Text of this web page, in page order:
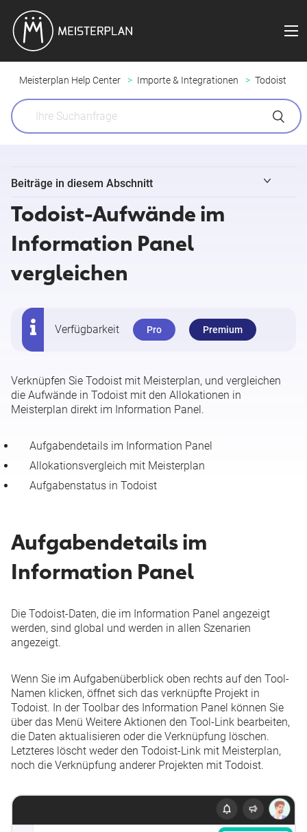
Meisterplan Help Center Importe & Integrationen Todoist
Beiträge in diesem Abschnitt
Projekte aus Todoist importieren
Todoist-Aufwände im Information Panel vergleichen​
Todoist-Aufwände im
Information Panel
vergleichen​
Verfügbarkeit Pro Premium
Verknüpfen Sie Todoist mit Meisterplan, und vergleichen
die Aufwände in Todoist mit den Allokationen in
Meisterplan direkt im Information Panel.
Aufgabendetails im Information Panel
Allokationsvergleich mit Meisterplan
Aufgabenstatus in Todoist
Aufgabendetails im
Information Panel
Die Todoist-Daten, die im Information Panel angezeigt
werden, sind global und werden in allen Szenarien
angezeigt.
Wenn Sie im Aufgabenüberblick oben rechts auf den Tool-
Namen klicken, öffnet sich das verknüpfte Projekt in
Todoist. In der Toolbar des Information Panel können Sie
über das Menü Weitere Aktionen den Tool-Link bearbeiten,
die Daten aktualisieren oder die Verknüpfung löschen.
Letzteres löscht weder den Todoist-Link mit Meisterplan,
noch die Verknüpfung anderer Projekten mit Todoist.